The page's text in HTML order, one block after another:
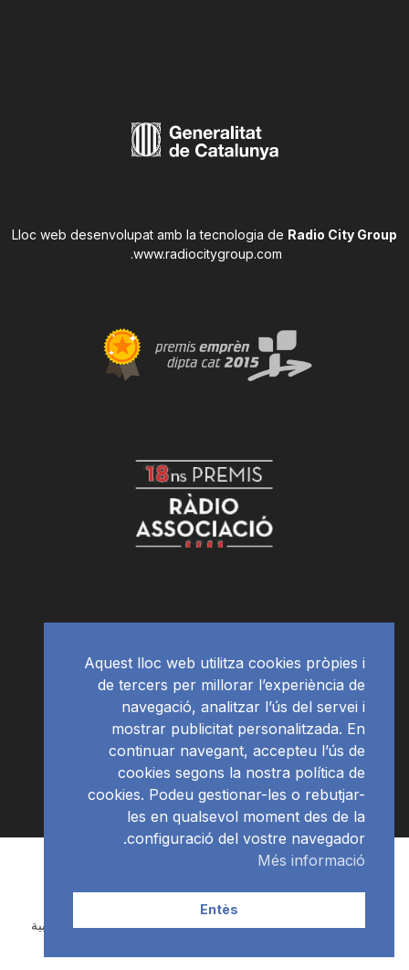
Lloc web desenvolupat amb la tecnologia de Radio City Group
www.radiocitygroup.com
.
RàdioNews
Català
(الكاتالوينية)
Español
(الأسبانية) العربية
Aquest lloc web utilitza cookies pròpies i
de tercers per millorar l’experiència de
navegació, analitzar l’ús del servei i
mostrar publicitat personalitzada. En
continuar navegant, accepteu l’ús de
cookies segons la nostra política de
cookies. Podeu gestionar-les o rebutjar-
les en qualsevol moment des de la
configuració del vostre navegador.
Més informació
Entès